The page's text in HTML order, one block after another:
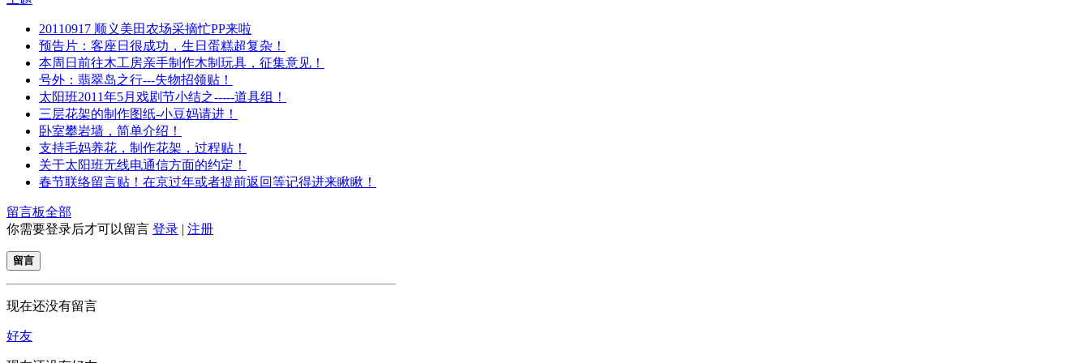
20110917 顺义美田农场采摘忙PP来啦
预告片：客座日很成功，生日蛋糕超复杂！
本周日前往木工房亲手制作木制玩具，征集意见！
号外：翡翠岛之行---失物招领贴！
太阳班2011年5月戏剧节小结之-----道具组！
三层花架的制作图纸-小豆妈请进！
卧室攀岩墙，简单介绍！
支持毛妈养花，制作花架，过程贴！
关于太阳班无线电通信方面的约定！
春节联络留言贴！在京过年或者提前返回等记得进来瞅瞅！
留言板全部
你需要登录后才可以留言 登录 | 注册
留言
现在还没有留言
好友